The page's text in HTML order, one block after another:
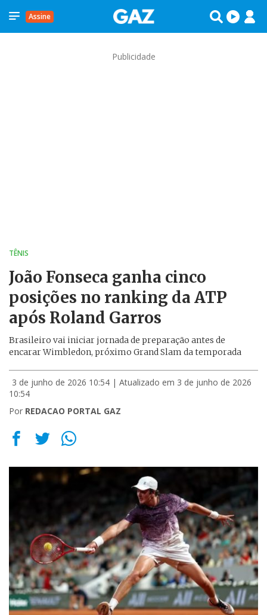
Assine
Publicidade
TÊNIS
João Fonseca ganha cinco
posições no ranking da ATP
após Roland Garros
Brasileiro vai iniciar jornada de preparação antes de
encarar Wimbledon, próximo Grand Slam da temporada
3 de junho de 2026 10:54 | Atualizado em 3 de junho de 2026
10:54
Por REDACAO PORTAL GAZ